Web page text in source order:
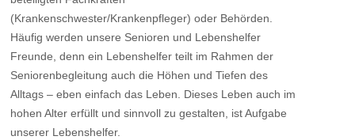
(Krankenschwester/Krankenpfleger) oder Behörden.
Häufig werden unsere Senioren und Lebenshelfer
Freunde, denn ein Lebenshelfer teilt im Rahmen der
Seniorenbegleitung auch die Höhen und Tiefen des
Alltags – eben einfach das Leben. Dieses Leben auch im
hohen Alter erfüllt und sinnvoll zu gestalten, ist Aufgabe
unserer Lebenshelfer.